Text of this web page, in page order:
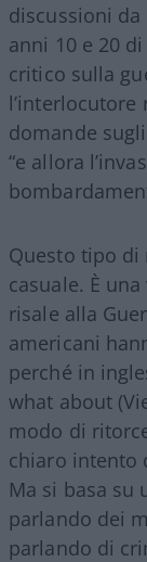
discussioni da
anni 10 e 20
critico sulla
domande
“e allora
Questo tipo di
casuale. È
risale alla
americani
perché in
what about
modo di
chiaro intento
Ma si basa su
parlando dei
parlando di